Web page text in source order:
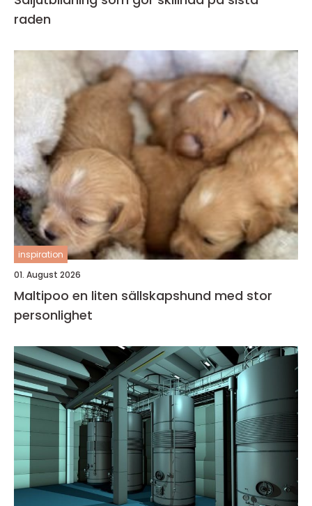
raden
inspiration
01. August 2026
Maltipoo en liten sällskapshund med stor
personlighet